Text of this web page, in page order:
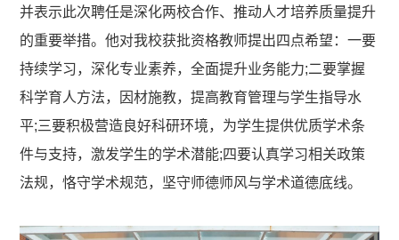
并表示此次聘任是深化两校合作、推动人才培养质量提升
的重要举措。他对我校获批资格教师提出四点希望：一要
持续学习，深化专业素养，全面提升业务能力;二要掌握
科学育人方法，因材施教，提高教育管理与学生指导水
平;三要积极营造良好科研环境，为学生提供优质学术条
件与支持，激发学生的学术潜能;四要认真学习相关政策
法规，恪守学术规范，坚守师德师风与学术道德底线。